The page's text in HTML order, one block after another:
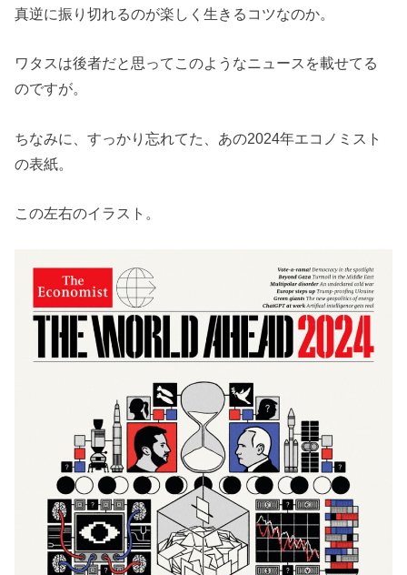
真逆に振り切れるのが楽しく生きるコツなのか。
ワタスは後者だと思ってこのようなニュースを載せてる
のですが。
ちなみに、すっかり忘れてた、あの2024年エコノミスト
の表紙。
この左右のイラスト。